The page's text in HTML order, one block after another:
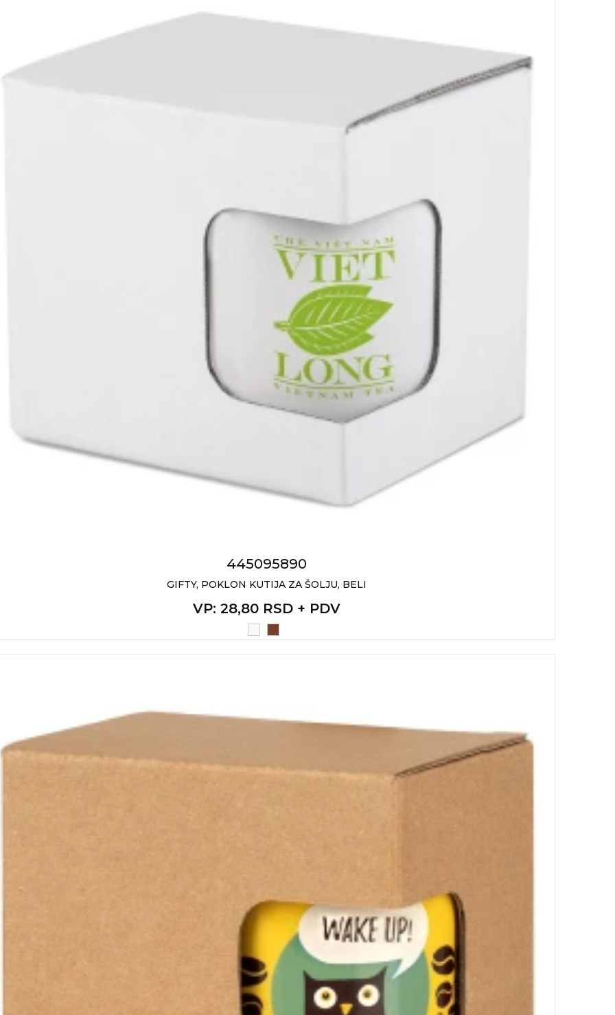
445095890
GIFTY, POKLON KUTIJA ZA ŠOLJU, BELI
VP: 28,80 RSD + PDV